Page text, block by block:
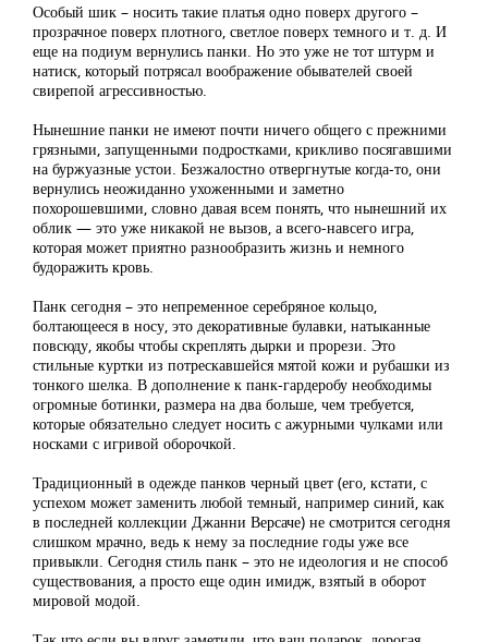
Особый шик – носить такие платья одно поверх другого –
прозрачное поверх плотного, светлое поверх темного и т. д. И
еще на подиум вернулись панки. Но это уже не тот штурм и
натиск, который потрясал воображение обывателей своей
свирепой агрессивностью.
Нынешние панки не имеют почти ничего общего с прежними
грязными, запущенными подростками, крикливо посягавшими
на буржуазные устои. Безжалостно отвергнутые когда-то, они
вернулись неожиданно ухоженными и заметно
похорошевшими, словно давая всем понять, что нынешний их
облик — это уже никакой не вызов, а всего-навсего игра,
которая может приятно разнообразить жизнь и немного
будоражить кровь.
Панк сегодня – это непременное серебряное кольцо,
болтающееся в носу, это декоративные булавки, натыканные
повсюду, якобы чтобы скреплять дырки и прорези. Это
стильные куртки из потрескавшейся мятой кожи и рубашки из
тонкого шелка. В дополнение к панк-гардеробу необходимы
огромные ботинки, размера на два больше, чем требуется,
которые обязательно следует носить с ажурными чулками или
носками с игривой оборочкой.
Традиционный в одежде панков черный цвет (его, кстати, с
успехом может заменить любой темный, например синий, как
в последней коллекции Джанни Версаче) не смотрится сегодня
слишком мрачно, ведь к нему за последние годы уже все
привыкли. Сегодня стиль панк – это не идеология и не способ
существования, а просто еще один имидж, взятый в оборот
мировой модой.